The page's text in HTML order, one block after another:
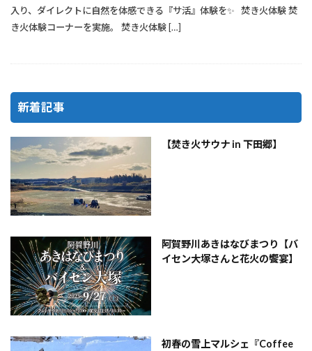
入り、ダイレクトに自然を体感できる『サ活』体験を✨ 焚き火体験 焚
き火体験コーナーを実施。 焚き火体験 […]
新着記事
【焚き火サウナ in 下田郷】
阿賀野川あきはなびまつり【バ
イセン大塚さんと花火の饗宴】
初春の雪上マルシェ『Coffee